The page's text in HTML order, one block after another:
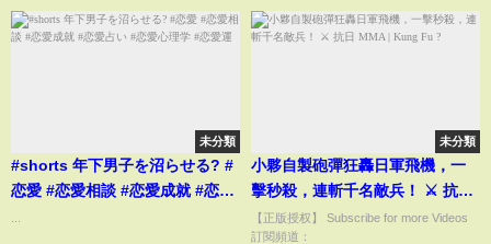
未分類
#shorts 年下男子を沼らせる? #
恋愛 #恋愛相談 #恋愛成就 #恋愛
未分類
小夥自製砲彈狂轟日軍飛機，一
擊秒殺，連斬千名敵兵！ ⚔️ 抗日
MMA | Kung Fu ?
【正版授权】 Subscribe for more Videos
訂閱頻道：